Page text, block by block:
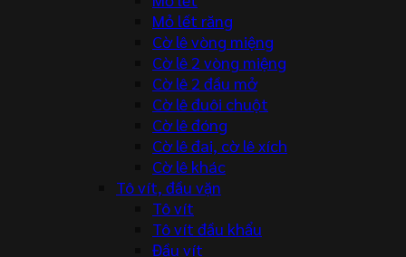
Mỏ lết răng
Cờ lê vòng miệng
Cờ lê 2 vòng miệng
Cờ lê 2 đầu mở
Cờ lê đuôi chuột
Cờ lê đóng
Cờ lê đai, cờ lê xích
Cờ lê khác
Tô vít, đầu vặn
Tô vít
Tô vít đầu khẩu
Đầu vít